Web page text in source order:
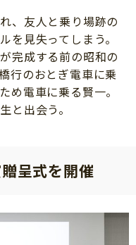
、友人と乗り場跡の
を見失ってしまう。
完成する前の昭和の
行のおとぎ電車に乗
め電車に乗る賢一。
と出会う。
呈式を開催